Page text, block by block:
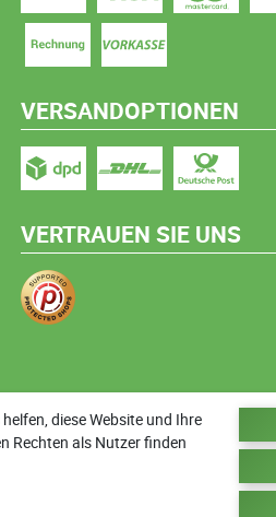
VERSANDOPTIONEN
VERTRAUEN SIE UNS
diese Website und Ihre
Rechten als Nutzer finden